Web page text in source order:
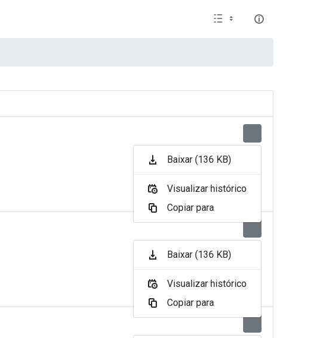
Baixar (136 KB)
Visualizar histórico
Copiar para
Baixar (136 KB)
Visualizar histórico
Copiar para